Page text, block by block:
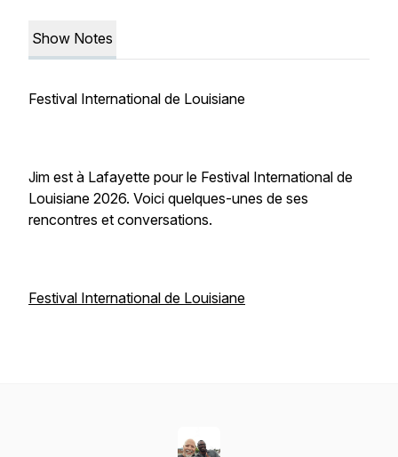
Show Notes
Festival International de Louisiane
Jim est à Lafayette pour le Festival International de
Louisiane 2026. Voici quelques-unes de ses
rencontres et conversations.
Festival International de Louisiane